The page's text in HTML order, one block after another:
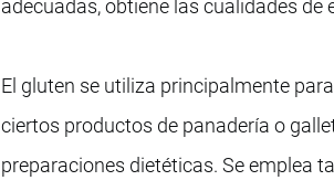
adecuadas, obtiene las cualidades
El gluten se utiliza principalmente
ciertos productos de panadería o
preparaciones dietéticas. Se emplea